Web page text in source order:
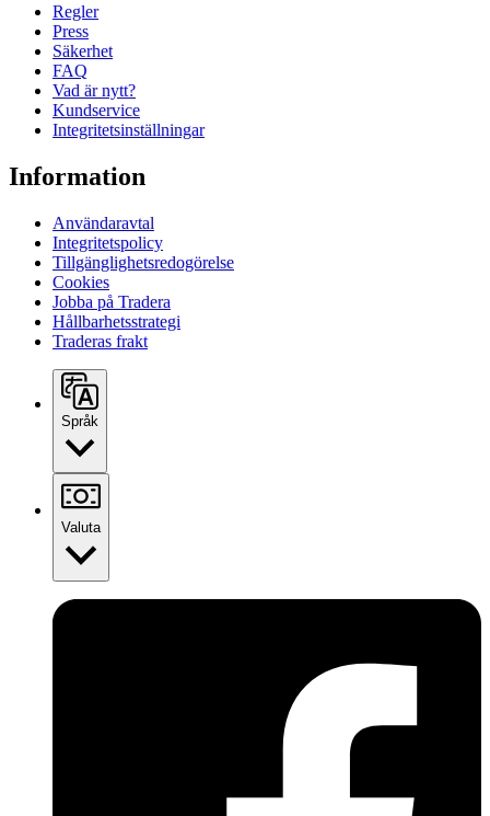
Regler
Press
Säkerhet
FAQ
Vad är nytt?
Kundservice
Integritetsinställningar
Information
Användaravtal
Integritetspolicy
Tillgänglighetsredogörelse
Cookies
Jobba på Tradera
Hållbarhetsstrategi
Traderas frakt
Språk
Valuta